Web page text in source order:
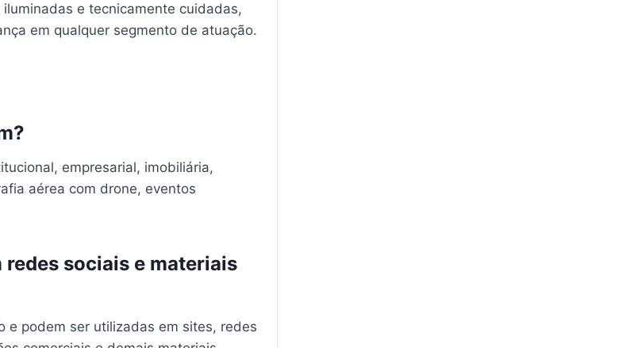
e tecnicamente cuidadas,
em qualquer segmento de atuação.
empresarial, imobiliária,
aérea com drone, eventos
sociais e materiais
e podem ser utilizadas em sites, redes